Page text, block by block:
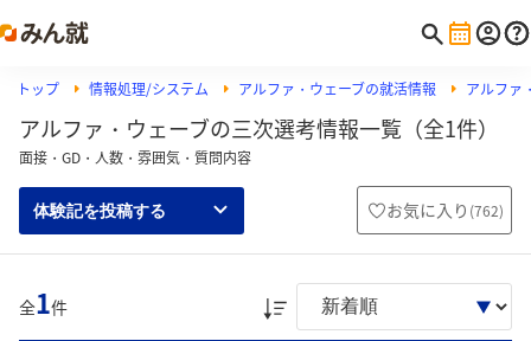
トップ 情報処理/システム アルファ・ウェーブの就活情報 アルファ
アルファ・ウェーブの三次選考情報一覧（全1件）
面接・GD・人数・雰囲気・質問内容
体験記を投稿する お気に入り (762)
全1件